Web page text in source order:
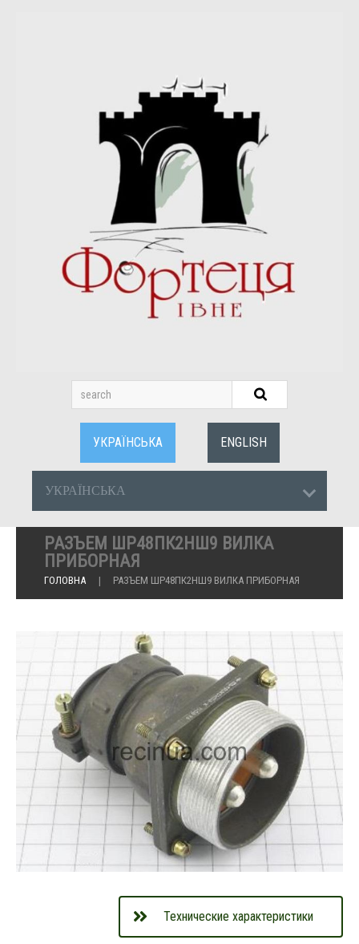
УКРАЇНСЬКА ENGLISH
УКРАЇНСЬКА
РАЗЪЕМ ШР48ПК2НШ9 ВИЛКА
ПРИБОРНАЯ
ГОЛОВНА РАЗЪЕМ ШР48ПК2НШ9 ВИЛКА ПРИБОРНАЯ
Технические характеристики